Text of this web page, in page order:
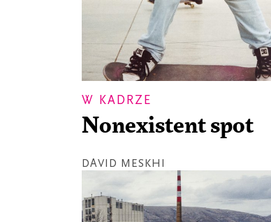
W KADRZE
Nonexistent spot
DAVID MESKHI